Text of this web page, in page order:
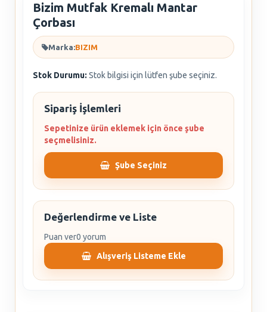
Bizim Mutfak Kremalı Mantar
Çorbası
Marka:BIZIM
Stok Durumu: Stok bilgisi için lütfen şube seçiniz.
Sipariş İşlemleri
Sepetinize ürün eklemek için önce şube
seçmelisiniz.
Şube Seçiniz
Değerlendirme ve Liste
Puan ver0 yorum
Alışveriş Listeme Ekle